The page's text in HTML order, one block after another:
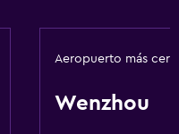
Aeropuerto más
Wenzhou